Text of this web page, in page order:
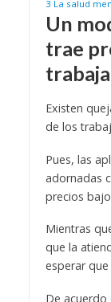
3 La salud
Un
trae
Existen
de los
Pues, las
adornadas
precios
Mientras
que la
esperar
De acuerdo